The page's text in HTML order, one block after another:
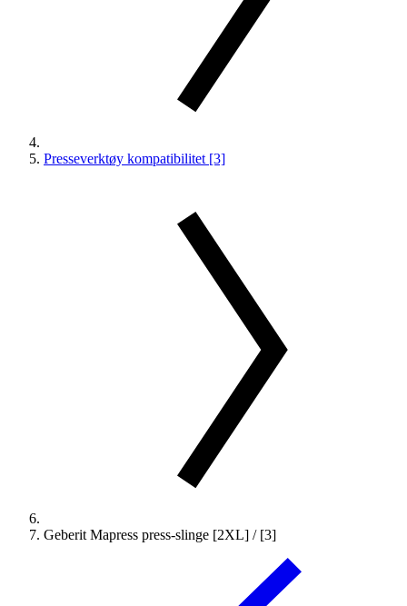
Presseverktøy kompatibilitet [3]
Geberit Mapress press-slinge [2XL] / [3]